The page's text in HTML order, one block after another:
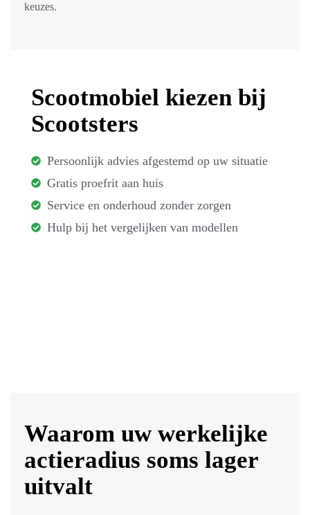
keuzes.
Scootmobiel kiezen bij
Scootsters
Persoonlijk advies afgestemd op uw situatie
Gratis proefrit aan huis
Service en onderhoud zonder zorgen
Hulp bij het vergelijken van modellen
Waarom uw werkelijke
actieradius soms lager
uitvalt